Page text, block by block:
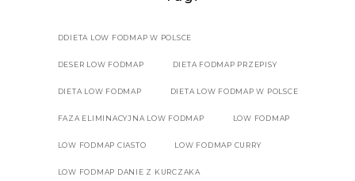
DDIETA LOW FODMAP W POLSCE
DESER LOW FODMAP DIETA FODMAP PRZEPISY
DIETA LOW FODMAP DIETA LOW FODMAP W POLSCE
FAZA ELIMINACYJNA LOW FODMAP LOW FODMAP
LOW FODMAP CIASTO LOW FODMAP CURRY
LOW FODMAP DANIE Z KURCZAKA